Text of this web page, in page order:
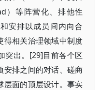
）等阵营化、排他性
安排以成员间内向合
得相关治理领域中制度
突出。[29]目前各个区
安排之间的对话、磋商
层面的顶层设计。事实